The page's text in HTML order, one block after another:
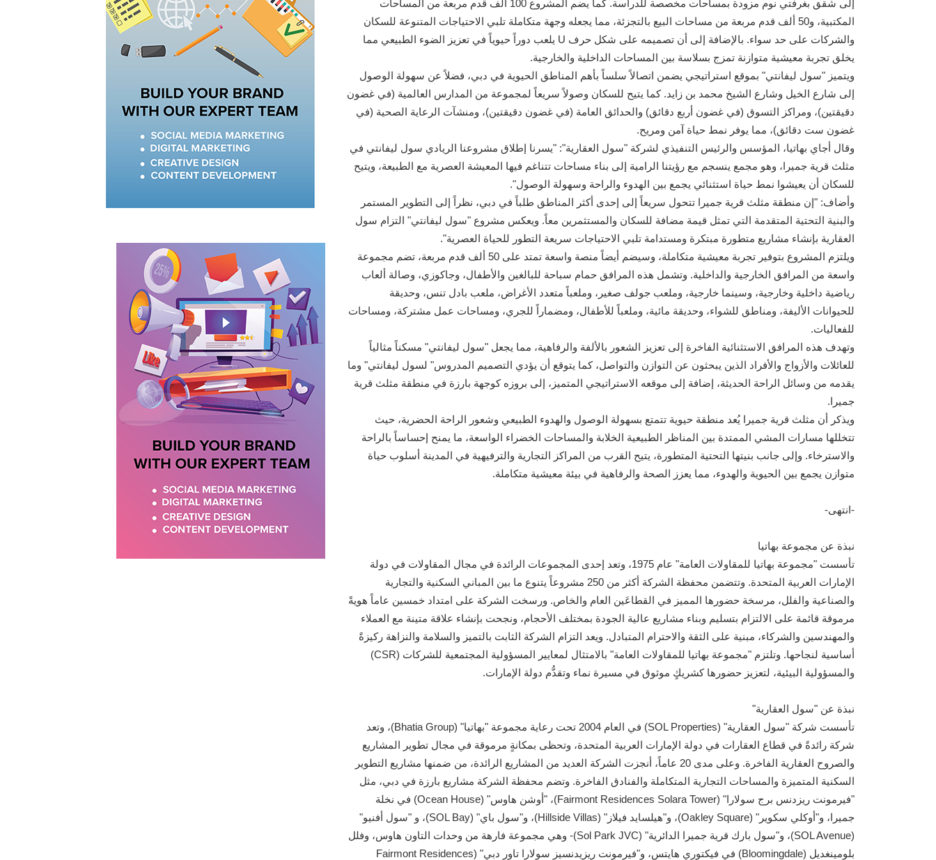
إلى شقق بغرفتي نوم مزودة بمساحات مخصصة للدراسة. كما يضم المشروع 100 ألف قدم مربعة من المساحات
المكتبية، و50 ألف قدم مربعة من مساحات البيع بالتجزئة، مما يجعله وجهة متكاملة تلبي الاحتياجات المتنوعة للسكان
والشركات على حد سواء. بالإضافة إلى أن تصميمه على شكل حرف U يلعب دوراً حيوياً في تعزيز الضوء الطبيعي مما
يخلق تجربة معيشية متوازنة تمزج بسلاسة بين المساحات الداخلية والخارجية.
ويتميز "سول ليفانتي" بموقع استراتيجي يضمن اتصالاً سلساً بأهم المناطق الحيوية في دبي، فضلاً عن سهولة الوصول
إلى شارع الخيل وشارع الشيخ محمد بن زايد. كما يتيح للسكان وصولاً سريعاً لمجموعة من المدارس العالمية (في غضون
دقيقتين)، ومراكز التسوق (في غضون أربع دقائق) والحدائق العامة (في غضون دقيقتين)، ومنشآت الرعاية الصحية (في
غضون ست دقائق)، مما يوفر نمط حياة آمن ومريح.
وقال أجاي بهاتيا، المؤسس والرئيس التنفيذي لشركة "سول العقارية": "يسرنا إطلاق مشروعنا الريادي سول ليفانتي في
مثلث قرية جميرا، وهو مجمع ينسجم مع رؤيتنا الرامية إلى بناء مساحات تتناغم فيها المعيشة العصرية مع الطبيعة، ويتيح
للسكان أن يعيشوا نمط حياة استثنائي يجمع بين الهدوء والراحة وسهولة الوصول".
وأضاف: "إن منطقة مثلث قرية جميرا تتحول سريعاً إلى إحدى أكثر المناطق طلباً في دبي، نظراً إلى التطوير المستمر
والبنية التحتية المتقدمة التي تمثل قيمة مضافة للسكان والمستثمرين معاً. ويعكس مشروع "سول ليفانتي" التزام سول
العقارية بإنشاء مشاريع متطورة مبتكرة ومستدامة تلبي الاحتياجات سريعة التطور للحياة العصرية".
ويلتزم المشروع بتوفير تجربة معيشية متكاملة، وسيضم أيضاً منصة واسعة تمتد على 50 ألف قدم مربعة، تضم مجموعة
واسعة من المرافق الخارجية والداخلية. وتشمل هذه المرافق حمام سباحة للبالغين والأطفال، وجاكوزي، وصالة ألعاب
رياضية داخلية وخارجية، وسينما خارجية، وملعب جولف صغير، وملعباً متعدد الأغراض، ملعب بادل تنس، وحديقة
للحيوانات الأليفة، ومناطق للشواء، وحديقة مائية، وملعباً للأطفال، ومضماراً للجري، ومساحات عمل مشتركة، ومساحات
للفعاليات.
وتهدف هذه المرافق الاستثنائية الفاخرة إلى تعزيز الشعور بالألفة والرفاهية، مما يجعل "سول ليفانتي" مسكناً مثالياً
للعائلات والأزواج والأفراد الذين يبحثون عن التوازن والتواصل، كما يتوقع أن يؤدي التصميم المدروس" لسول ليفانتي" وما
يقدمه من وسائل الراحة الحديثة، إضافة إلى موقعه الاستراتيجي المتميز، إلى بروزه كوجهة بارزة في منطقة مثلث قرية
جميرا.
ويذكر أن مثلث قرية جميرا يُعد منطقة حيوية تتمتع بسهولة الوصول والهدوء الطبيعي وشعور الراحة الحضرية، حيث
تتخللها مسارات المشي الممتدة بين المناظر الطبيعية الخلابة والمساحات الخضراء الواسعة، ما يمنح إحساساً بالراحة
والاسترخاء. وإلى جانب بنيتها التحتية المتطورة، يتيح القرب من المراكز التجارية والترفيهية في المدينة أسلوب حياة
متوازن يجمع بين الحيوية والهدوء، مما يعزز الصحة والرفاهية في بيئة معيشية متكاملة.
-انتهى-
نبذة عن مجموعة بهاتيا
تأسست "مجموعة بهاتيا للمقاولات العامة" عام 1975، وتعد إحدى المجموعات الرائدة في مجال المقاولات في دولة
الإمارات العربية المتحدة. وتتضمن محفظة الشركة أكثر من 250 مشروعاً يتنوع ما بين المباني السكنية والتجارية
والصناعية والفلل، مرسخة حضورها المميز في القطاعَين العام والخاص. ورسخت الشركة على امتداد خمسين عاماً هويةً
مرموقة قائمة على الالتزام بتسليم وبناء مشاريع عالية الجودة بمختلف الأحجام، ونجحت بإنشاء علاقة متينة مع العملاء
والمهندسين والشركاء، مبنية على الثقة والاحترام المتبادل. ويعد التزام الشركة الثابت بالتميز والسلامة والنزاهة ركيزةً
أساسية لنجاحها. وتلتزم "مجموعة بهاتيا للمقاولات العامة" بالامتثال لمعايير المسؤولية المجتمعية للشركات (CSR)
والمسؤولية البيئية، لتعزيز حضورها كشريكٍ موثوق في مسيرة نماء وتقدُّم دولة الإمارات.
نبذة عن "سول العقارية"
تأسست شركة "سول العقارية" (SOL Properties) في العام 2004 تحت رعاية مجموعة "بهاتيا" (Bhatia Group)، وتعد
شركة رائدةً في قطاع العقارات في دولة الإمارات العربية المتحدة، وتحظى بمكانةٍ مرموقة في مجال تطوير المشاريع
والصروح العقارية الفاخرة. وعلى مدى 20 عاماً، أنجزت الشركة العديد من المشاريع الرائدة، من ضمنها مشاريع التطوير
السكنية المتميزة والمساحات التجارية المتكاملة والفنادق الفاخرة. وتضم محفظة الشركة مشاريع بارزة في دبي، مثل
"فيرمونت ريزدنس برج سولارا" (Fairmont Residences Solara Tower)، "أوشن هاوس" (Ocean House) في نخلة
جميرا، و"أوكلي سكوير" (Oakley Square)، و"هيلسايد فيلاز" (Hillside Villas)، و"سول باي" (SOL Bay)، و "سول أفنيو"
(SOL Avenue)، و"سول بارك قرية جميرا الدائرية" (Sol Park JVC)- وهي مجموعة فارهة من وحدات التاون هاوس، وفلل
بلومينغديل (Bloomingdale) في فيكتوري هايتس، و"فيرمونت ريزيدنسيز سولارا تاور دبي" (Fairmont Residences